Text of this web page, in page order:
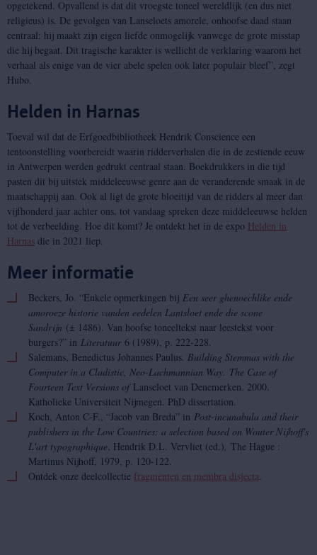
opgetekend. Opvallend is dat dit vroegste toneel wereldlijk (en dus niet
religieus) is. De gevolgen van Lanseloets amorele, onhoofse daad staan
centraal: hij maakt zijn eigen liefde onmogelijk vanwege de grote misstap
die hij begaat. Dit tragische karakter is wellicht de verklaring waarom het
verhaal als enige van de vier abele spelen ook later populair bleef”, zegt
Hubo.
Helden in Harnas
Toeval wil dat de Erfgoedbibliotheek Hendrik Conscience een
tentoonstelling voorbereidt waarin ridderverhalen die in de zestiende eeuw
in Antwerpen werden gedrukt centraal staan. Boekdrukkers in die tijd
pasten dit bij uitstek middeleeuwse genre aan de veranderende smaak in de
maatschappij aan. Ook al ligt de grote bloeitijd van de ridders al meer dan
vijfhonderd jaar achter ons, tot vandaag spreken deze middeleeuwse helden
tot de verbeelding. Hoe dit komt? Je ontdekt het in de expo Helden in
Harnas die in 2021 liep.
Meer informatie
Beckers, Jo. “Enkele opmerkingen bij Een seer ghenoechlike ende
amoroeze historie vanden eedelen Lantsloet ende die scone
Sandrijn (± 1486). Van hoofse toneeltekst naar leestekst voor
burgers?” in Literatuur 6 (1989), p. 222-228.
Salemans, Benedictus Johannes Paulus . Building Stemmas with the
Computer in a Cladistic, Neo-Lachmannian Way. The Case of
Fourteen Text Versions of Lanseloet van Denemerken. 2000.
Katholieke Universiteit Nijmegen. PhD dissertation.
Koch, Anton C-F., “Jacob van Breda” in Post-incunabula and their
publishers in the Low Countries: a selection based on Wouter Nijhoff's
L'art typographique , Hendrik D.L. Vervliet (ed.) The Hague :
Martinus Nijhoff, 1979, p. 120-122.
Ontdek onze deelcollectie fragmenten en membra disjecta